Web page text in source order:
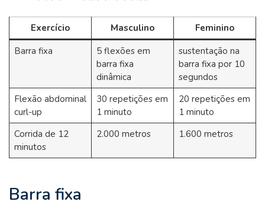
Exercício Masculino
Feminino
Barra fixa
5 flexões em
barra fixa
dinâmica
sustentação na
barra fixa por 10
segundos
Flexão abdominal
curl-up
30 repetições em
1 minuto
20 repetições em
1 minuto
Corrida de 12
minutos
2.000 metros 1.600 metros
Barra fixa